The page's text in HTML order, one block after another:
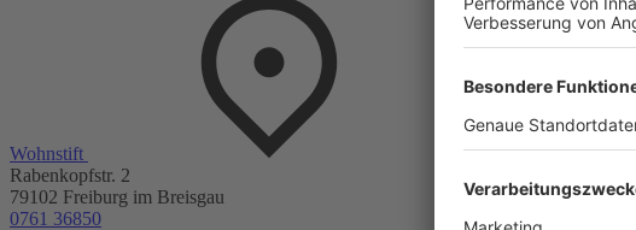
Wohnstift
Rabenkopfstr. 2
79102 Freiburg im Breisgau
0761 36850